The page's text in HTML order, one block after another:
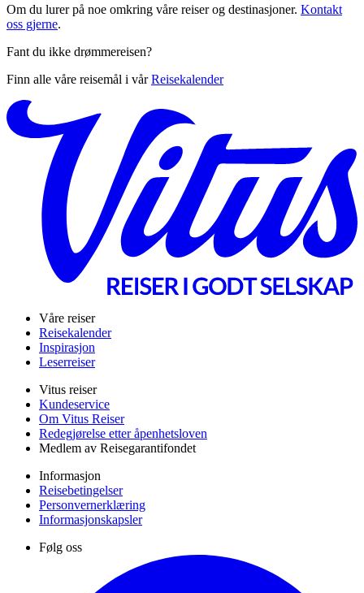
Om du lurer på noe omkring våre reiser og destinasjoner. Kontakt
oss gjerne.
Fant du ikke drømmereisen?
Finn alle våre reisemål i vårReisekalender
Våre reiser
Reisekalender
Inspirasjon
Leserreiser
Vitus reiser
Kundeservice
Om Vitus Reiser
Redegjørelse etter åpenhetsloven
Medlem av Reisegarantifondet
Informasjon
Reisebetingelser
Personvernerklæring
Informasjonskapsler
Følg oss